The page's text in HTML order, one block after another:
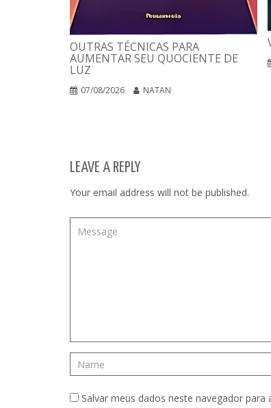
OUTRAS TÉCNICAS PARA
AUMENTAR SEU QUOCIENTE DE
LUZ
07/08/2026 NATAN
LEAVE A REPLY
Your email address will not be published.
Salvar meus dados neste navegador